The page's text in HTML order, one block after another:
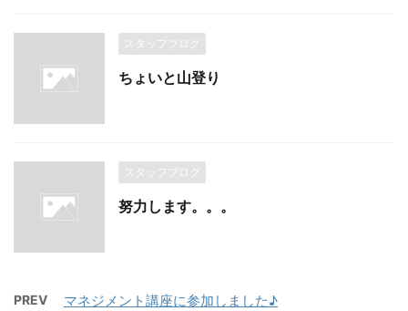
スタッフブログ
ちょいと山登り
スタッフブログ
努力します。。。
PREV マネジメント講座に参加しました♪